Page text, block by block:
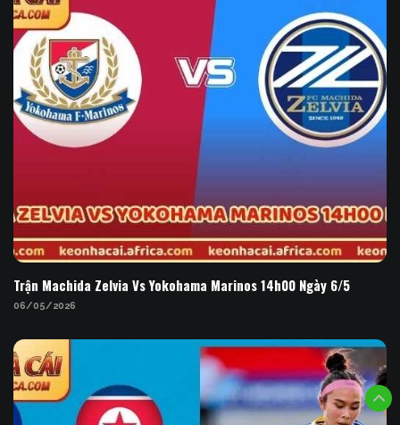
Trận Machida Zelvia Vs Yokohama Marinos 14h00
Ngày 6/5
Trận Machida Zelvia Vs Yokohama Marinos 14h00 Ngày 6/5
06/05/2026